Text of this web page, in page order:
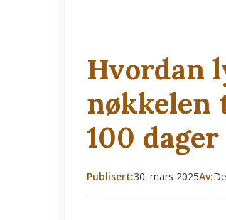
Hvordan
nøkkelen
100 dager
Publisert:30. mars 2025Av: